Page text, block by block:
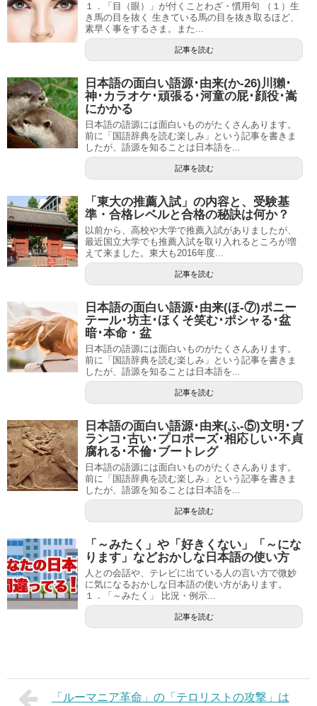
１．「目（眼）」が付くことわざ・慣用句 （１）生
き馬の目を抜く 生きている馬の目を抜き取るほど、
素早く事をするさま。また...
記事を読む
日本語の面白い語源･由来(か-26)川獺･
神･カラオケ･頑張る･河童の屁･顔役･嵩
にかかる
日本語の語源には面白いものがたくさんあります。
前に「国語辞典を読む楽しみ」という記事を書きま
したが、語源を知ることは日本語を...
記事を読む
「東大の推薦入試」の内容と、受験基
準・合格レベルと合格の秘訣は何か？
以前から、高校や大学で推薦入試がありましたが、
最近国立大学でも推薦入試を取り入れるところが増
えて来ました。東大も2016年度...
記事を読む
日本語の面白い語源･由来(ほ-⑦)ポニー
テール･坊主･ほくそ笑む･ポシャる･盆
暗･本命・盆
日本語の語源には面白いものがたくさんあります。
前に「国語辞典を読む楽しみ」という記事を書きま
したが、語源を知ることは日本語を...
記事を読む
日本語の面白い語源･由来(ふ-⑤)文明･ブ
ランコ･古い･プロポーズ･相応しい･不貞
腐れる･不倫･ブートレグ
日本語の語源には面白いものがたくさんあります。
前に「国語辞典を読む楽しみ」という記事を書きま
したが、語源を知ることは日本語を...
記事を読む
「～みたく」や「好きくない」「～にな
ります」などおかしな日本語の使い方
人との会話や、テレビに出ている人の言い方で微妙
に気になるおかしな日本語の使い方があります。
１．「～みたく」 比況・例示...
記事を読む
「ルーマニア革命」の「テロリストの攻撃」は